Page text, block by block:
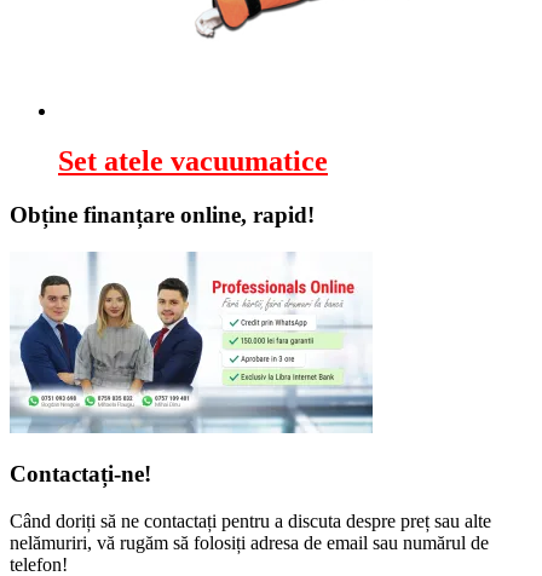
Set atele vacuumatice
Obține finanțare online, rapid!
Contactați-ne!
Când doriți să ne contactați pentru a discuta despre preț sau alte
nelămuriri, vă rugăm să folosiți adresa de email sau numărul de
telefon!